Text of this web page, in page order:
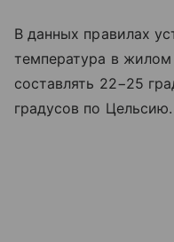
В данных правилах
температура в
составлять 22−25
градусов по Цельсию.